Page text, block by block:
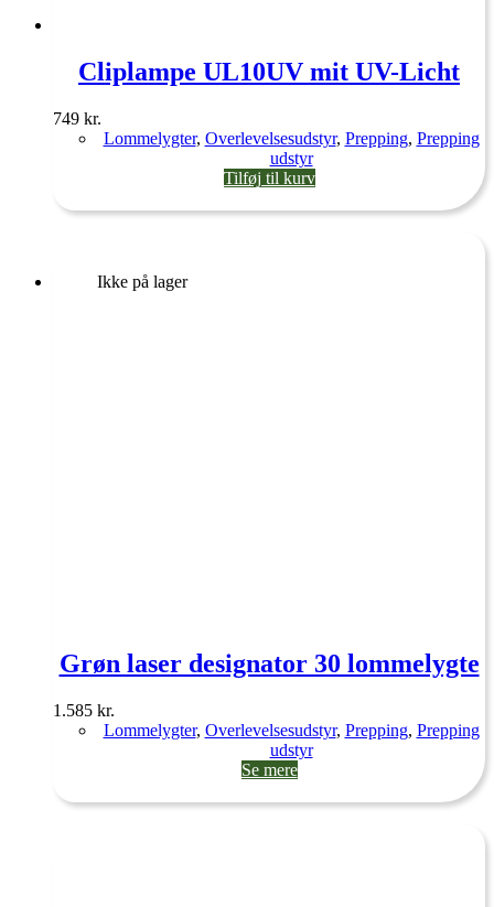
Cliplampe UL10UV mit UV-Licht
749 kr.
Lommelygter, Overlevelsesudstyr, Prepping, Prepping
udstyr
Tilføj til kurv
Ikke på lager
Grøn laser designator 30 lommelygte
1.585 kr.
Lommelygter, Overlevelsesudstyr, Prepping, Prepping
udstyr
Se mere